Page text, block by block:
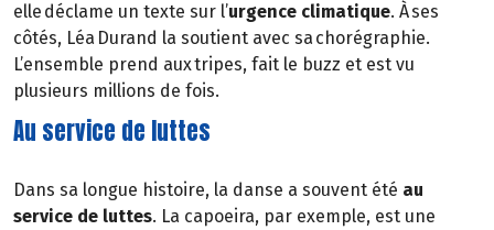
elle déclame un texte sur l’urgence climatique. À ses
côtés, Léa Durand la soutient avec sa chorégraphie.
L’ensemble prend aux tripes, fait le buzz et est vu
plusieurs millions de fois.
Au service de luttes
Dans sa longue histoire, la danse a souvent été au
service de luttes. La capoeira, par exemple, est une